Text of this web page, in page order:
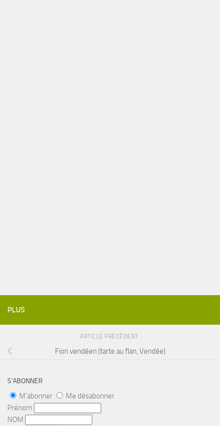
PLUS
ARTICLE PRÉCÉDENT
Fion vendéen (tarte au flan, Vendée)
S’ABONNER
M'abonner
Me désabonner
Prénom
NOM